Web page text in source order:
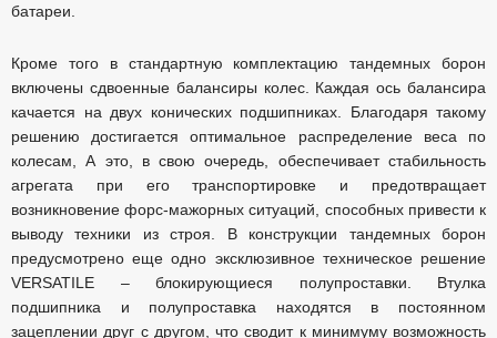
батареи.
Кроме того в стандартную комплектацию тандемных борон
включены сдвоенные балансиры колес. Каждая ось балансира
качается на двух конических подшипниках. Благодаря такому
решению достигается оптимальное распределение веса по
колесам, А это, в свою очередь, обеспечивает стабильность
агрегата при его транспортировке и предотвращает
возникновение форс-мажорных ситуаций, способных привести к
выводу техники из строя. В конструкции тандемных борон
предусмотрено еще одно эксклюзивное техническое решение
VERSATILE – блокирующиеся полупроставки. Втулка
подшипника и полупроставка находятся в постоянном
зацеплении друг с другом, что сводит к минимуму возможность